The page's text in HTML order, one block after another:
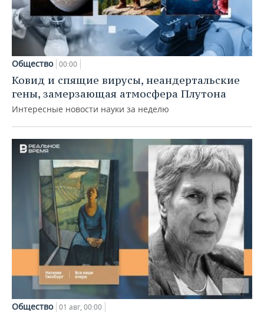
Общество 00:00
Ковид и спящие вирусы, неандертальские
гены, замерзающая атмосфера Плутона
Интересные новости науки за неделю
Общество 01 авг, 00:00